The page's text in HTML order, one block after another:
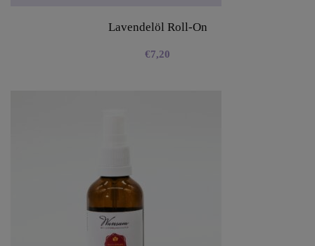
Lavendelöl Roll-On
€7,20